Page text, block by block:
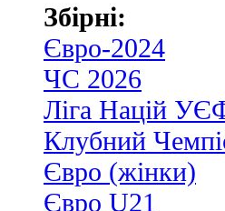
Збірні:
Євро-2024
ЧС 2026
Ліга Націй
Клубний
Євро (жінки)
Євро U21